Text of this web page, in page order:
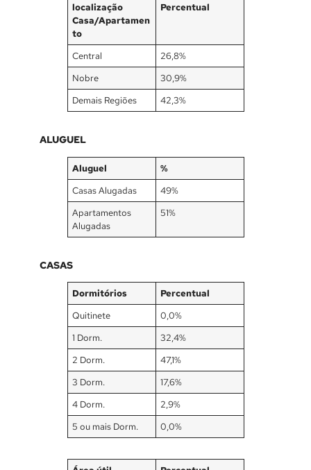
localização
Casa/Apartamen
to
Percentual
Central
26,8%
Nobre
30,9%
Demais Regiões
42,3%
ALUGUEL
Aluguel
%
Casas Alugadas
49%
Apartamentos
Alugadas
51%
CASAS
Dormitórios
Percentual
Quitinete
0,0%
1 Dorm.
32,4%
2 Dorm.
47,1%
3 Dorm.
17,6%
4 Dorm.
2,9%
5 ou mais Dorm.
0,0%